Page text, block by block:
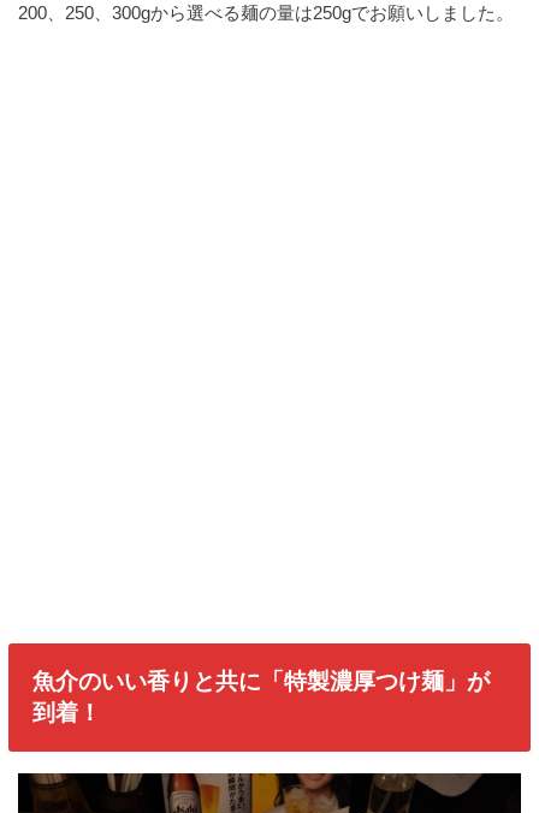
200、250、300gから選べる麺の量は250gでお願いしました。
魚介のいい香りと共に「特製濃厚つけ麺」が
到着！